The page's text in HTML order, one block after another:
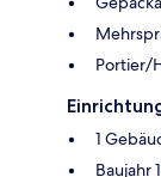
Portier/
1
Baujahr